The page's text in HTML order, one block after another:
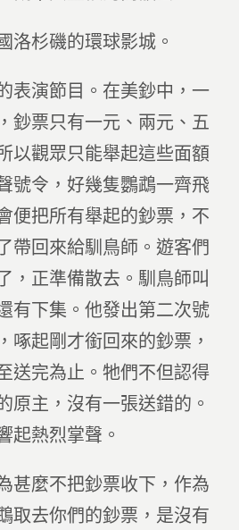
洛杉磯的環球影城。
表演節目。在美鈔中，一
鈔票只有一元、兩元、五
觀眾只能舉起這些面額
號令，好幾隻鸚鵡一齊飛
便把所有舉起的鈔票，不
帶回來給馴鳥師。遊客們
，正準備散去。馴鳥師叫
有下集。他發出第二次號
啄起剛才銜回來的鈔票，
送完為止。牠們不但認得
原主，沒有一張送錯的。
起熱烈掌聲。
甚麼不把鈔票收下，作為
取去你們的鈔票，是沒有